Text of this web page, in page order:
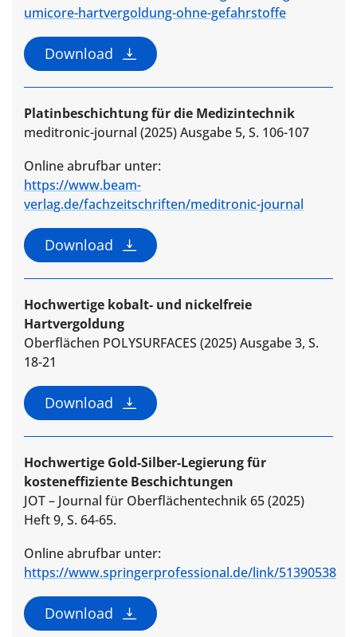
umicore-hartvergoldung-ohne-gefahrstoffe
Download
Platinbeschichtung für die Medizintechnik
meditronic-journal (2025) Ausgabe 5, S. 106-107
Online abrufbar unter:
https://www.beam-
verlag.de/fachzeitschriften/meditronic-journal
Download
Hochwertige kobalt- und nickelfreie
Hartvergoldung
Oberflächen POLYSURFACES (2025) Ausgabe 3, S.
18-21
Download
Hochwertige Gold-Silber-Legierung für
kosteneffiziente Beschichtungen
JOT – Journal für Oberflächentechnik 65 (2025)
Heft 9, S. 64-65.
Online abrufbar unter:
https://www.springerprofessional.de/link/51390538
Download